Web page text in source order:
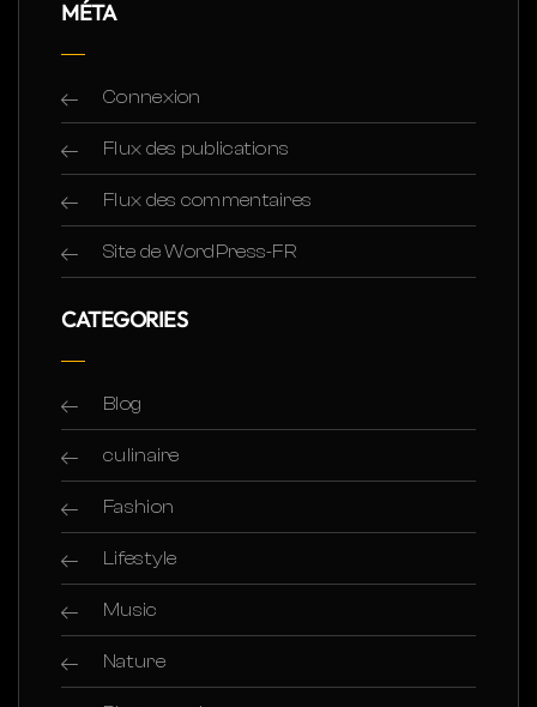
MÉTA
Connexion
Flux des publications
Flux des commentaires
Site de WordPress-FR
CATEGORIES
Blog
culinaire
Fashion
Lifestyle
Music
Nature